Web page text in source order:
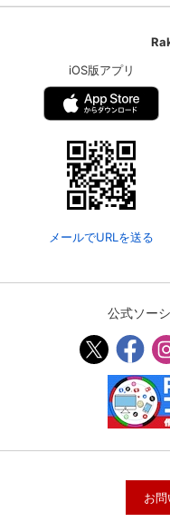
iOS版アプリ
メールでURLを送る
公式ソー
お